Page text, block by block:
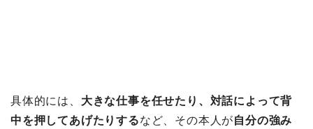
具体的には、 大きな仕事を任せたり、対話によって背
中を押してあげたりするなど、その本人が自分の強み